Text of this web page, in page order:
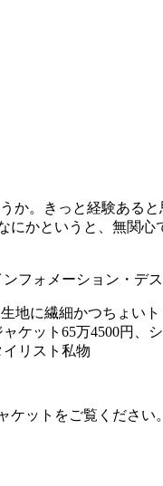
か。きっと経験ある
かというと、無関心
地に繊細かつちょい
ケット65万4500円、
リスト私物
ットをご覧ください